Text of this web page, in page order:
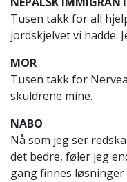
Tusen takk for all
jordskjelvet vi hadde.
MOR
Tusen takk for
skuldrene mine.
NABO
Nå som jeg ser
det bedre, føler jeg
gang finnes